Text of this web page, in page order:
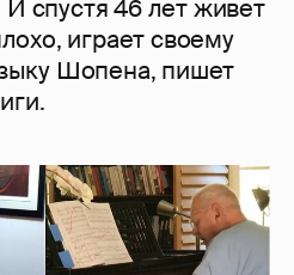
И спустя 46 лет живет
играет своему
Шопена, пишет